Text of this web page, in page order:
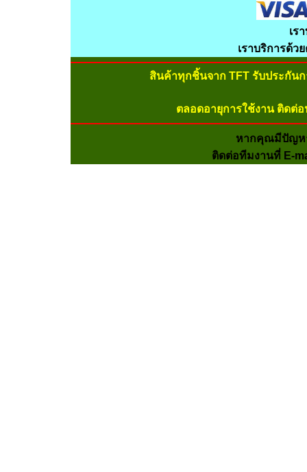
เร
เราบริการด้ว
สินค้าทุกชิ้นจาก TFT รับประกัน
ตลอดอายุการใช้งาน ติดต่
หากคุณมีปัญห
ติดต่อทีมงานที่ E-